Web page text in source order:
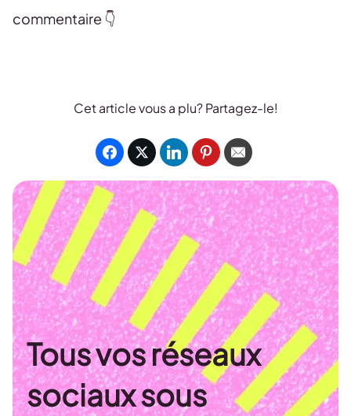
commentaire 👇
Cet article vous a plu? Partagez-le!
Tous vos réseaux
sociaux sous